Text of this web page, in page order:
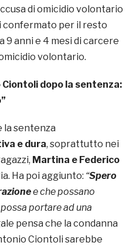
di omicidio volontario
confermato per il resto
9 anni e 4 mesi di carcere
volontario.
Ciontoli dopo la sentenza:
la sentenza
e dura, soprattutto nei
Martina e Federico
Ha poi aggiunto: “Spero
e che possano
portare ad una
pensa che la condanna
Ciontoli sarebbe